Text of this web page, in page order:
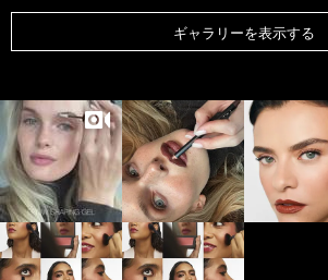
ギャラリーを表示する